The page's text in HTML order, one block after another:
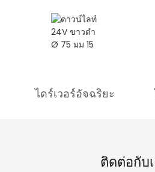
ไดร์เวอร์อัจฉริยะ
ติดต่อกับ